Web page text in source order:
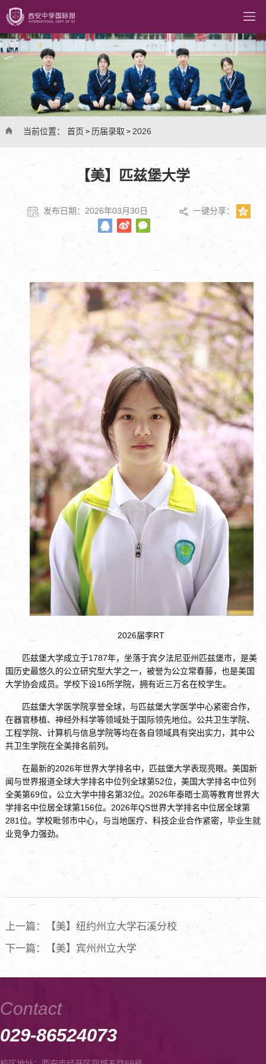
当前位置： 首页 > 历届录取 > 2026
【美】匹兹堡大学
发布日期：2026年03月30日 一键分享：
2026届李RT
匹兹堡大学成立于1787年，坐落于宾夕法尼亚州匹兹堡市，是美
国历史最悠久的公立研究型大学之一，被誉为公立常春藤，也是美国
大学协会成员。学校下设16所学院，拥有近三万名在校学生。
匹兹堡大学医学院享誉全球，与匹兹堡大学医学中心紧密合作，
在器官移植、神经外科学等领域处于国际领先地位。公共卫生学院、
工程学院、计算机与信息学院等均在各自领域具有突出实力，其中公
共卫生学院在全美排名前列。
在最新的2026年世界大学排名中，匹兹堡大学表现亮眼。美国新
闻与世界报道全球大学排名中位列全球第52位，美国大学排名中位列
全美第69位，公立大学中排名第32位。2026年泰晤士高等教育世界大
学排名中位居全球第156位。2026年QS世界大学排名中位居全球第
281位。学校毗邻市中心，与当地医疗、科技企业合作紧密，毕业生就
业竞争力强劲。
上一篇：【美】纽约州立大学石溪分校
下一篇：【美】宾州州立大学
Contact
029-86524073